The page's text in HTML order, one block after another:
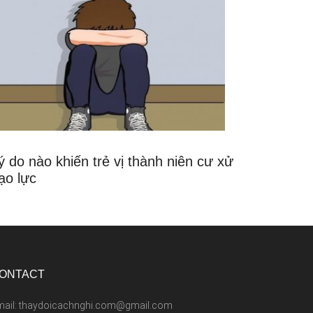
do nào khiến trẻ vị thành niên cư xử
lực
thaydoicachnghi.com@gmail.com